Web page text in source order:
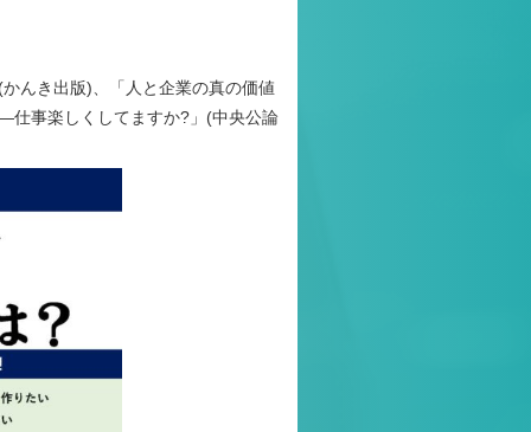
んき出版)、「人と企業の真の価値
仕事楽しくしてますか?」(中央公論